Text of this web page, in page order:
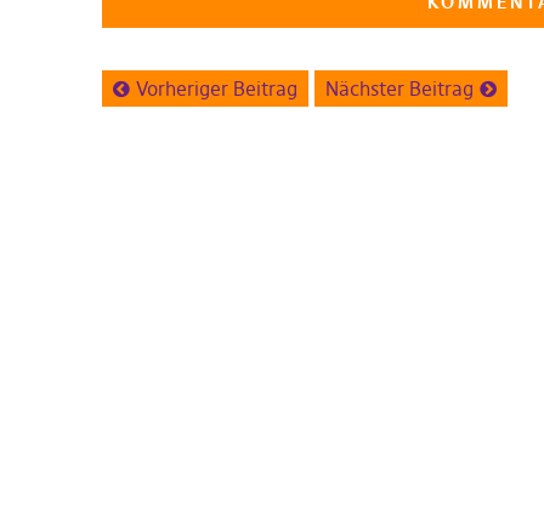
Vorheriger Beitrag Nächster Beitrag